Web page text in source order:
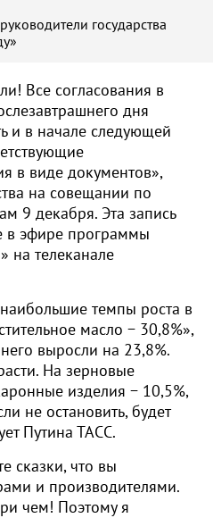
государства
Все согласования в
дня
и в начале следующей
в виде документов»,
на совещании по
9 декабря. Эта запись
в эфире программы
на телеканале
темпы роста в
масло − 30,8%»,
выросли на 23,8%.
На зерновые
изделия − 10,5%,
не остановить, будет
Путина ТАСС.
сказки, что вы
и производителями.
чем! Поэтому я